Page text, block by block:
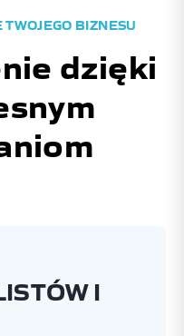
dzięki
BIZNESU
I